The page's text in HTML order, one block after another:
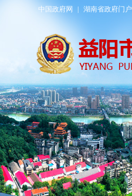
中国政府网 湖南省政府门